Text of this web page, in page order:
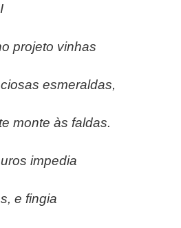
projeto vinhas
esmeraldas,
monte às faldas.
impedia
e fingia